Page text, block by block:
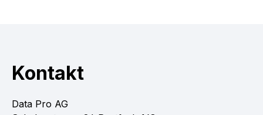
Kontakt
Data Pro AG